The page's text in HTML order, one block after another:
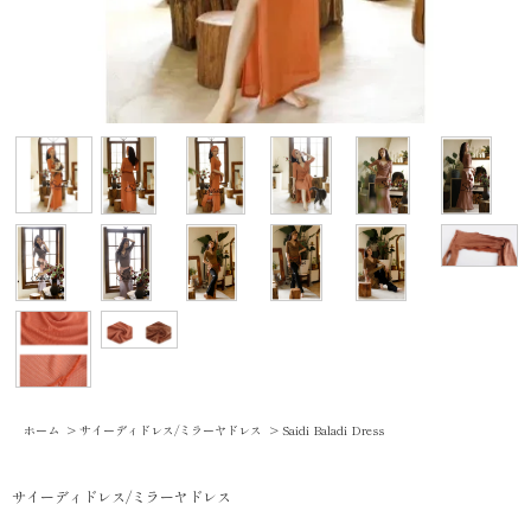
ホーム > サイーディドレス/ミラーヤドレス > Saidi Baladi Dress
サイーディドレス/ミラーヤドレス